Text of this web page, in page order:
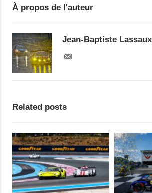
À propos de l'auteur
Jean-Baptiste Lassaux
Related posts